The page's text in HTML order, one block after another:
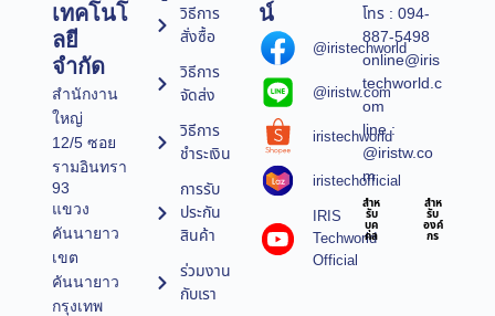
เทคโนโ
ลยี
จำกัด
สำนักงาน
ใหญ่
12/5 ซอย
รามอินทรา
93
แขวง
คันนายาว
เขต
คันนายาว
กรุงเทพ
วิธีการ
สั่งซื้อ
วิธีการ
จัดส่ง
วิธีการ
ชำระเงิน
การรับ
ประกัน
สินค้า
ร่วมงาน
กับเรา
น์
@iristechworld
@iristw.com
iristechworld
iristechofficial
IRIS
Techworld
Official
โทร : 094-
887-5498
online@iris
techworld.c
om
line :
@iristw.co
m
สำห
รับ
บุค
คล
สำห
รับ
องค์
กร